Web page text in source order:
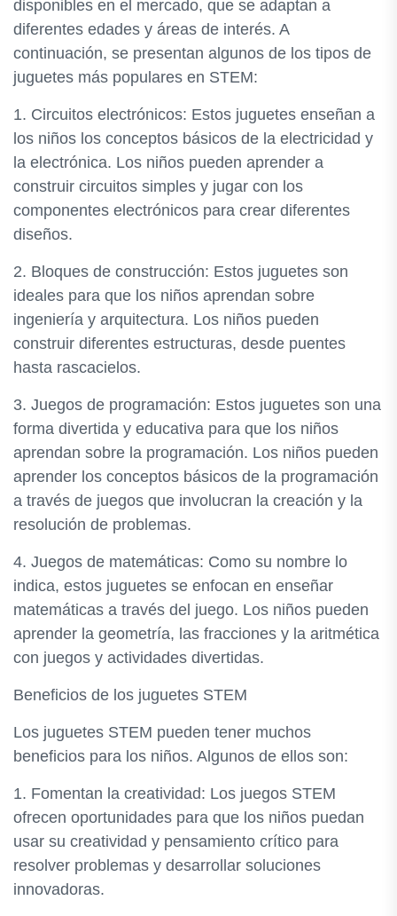
disponibles en el mercado, que se adaptan a
diferentes edades y áreas de interés. A
continuación, se presentan algunos de los tipos de
juguetes más populares en STEM:
1. Circuitos electrónicos: Estos juguetes enseñan a
los niños los conceptos básicos de la electricidad y
la electrónica. Los niños pueden aprender a
construir circuitos simples y jugar con los
componentes electrónicos para crear diferentes
diseños.
2. Bloques de construcción: Estos juguetes son
ideales para que los niños aprendan sobre
ingeniería y arquitectura. Los niños pueden
construir diferentes estructuras, desde puentes
hasta rascacielos.
3. Juegos de programación: Estos juguetes son una
forma divertida y educativa para que los niños
aprendan sobre la programación. Los niños pueden
aprender los conceptos básicos de la programación
a través de juegos que involucran la creación y la
resolución de problemas.
4. Juegos de matemáticas: Como su nombre lo
indica, estos juguetes se enfocan en enseñar
matemáticas a través del juego. Los niños pueden
aprender la geometría, las fracciones y la aritmética
con juegos y actividades divertidas.
Beneficios de los juguetes STEM
Los juguetes STEM pueden tener muchos
beneficios para los niños. Algunos de ellos son:
1. Fomentan la creatividad: Los juegos STEM
ofrecen oportunidades para que los niños puedan
usar su creatividad y pensamiento crítico para
resolver problemas y desarrollar soluciones
innovadoras.